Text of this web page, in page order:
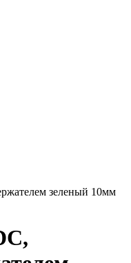
зеленый 10мм